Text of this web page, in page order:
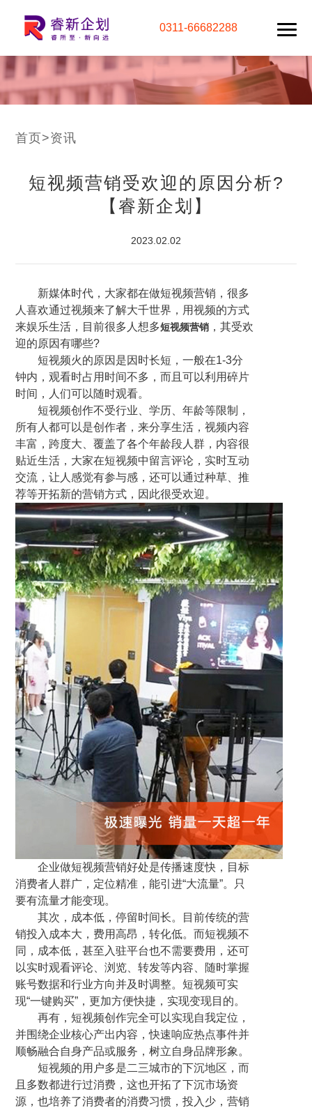
0311-66682288
首页>资讯
短视频营销受欢迎的原因分析?
【睿新企划】
2023.02.02
新媒体时代，大家都在做短视频营销，很多
人喜欢通过视频来了解大千世界，用视频的方式
来娱乐生活，目前很多人想多短视频营销 ，其受欢
迎的原因有哪些?
短视频火的原因是因时长短，一般在1-3分
钟内，观看时占用时间不多，而且可以利用碎片
时间，人们可以随时观看。
短视频创作不受行业、学历、年龄等限制，
所有人都可以是创作者，来分享生活，视频内容
丰富，跨度大、覆盖了各个年龄段人群，内容很
贴近生活，大家在短视频中留言评论，实时互动
交流，让人感觉有参与感，还可以通过种草、推
荐等开拓新的营销方式，因此很受欢迎。
企业做短视频营销好处是传播速度快，目标
消费者人群广，定位精准，能引进“大流量”。只
要有流量才能变现。
其次，成本低，停留时间长。目前传统的营
销投入成本大，费用高昂，转化低。而短视频不
同，成本低，甚至入驻平台也不需要费用，还可
以实时观看评论、浏览、转发等内容、随时掌握
账号数据和行业方向并及时调整。短视频可实
现“一键购买”，更加方便快捷，实现变现目的。
再有，短视频创作完全可以实现自我定位，
并围绕企业核心产出内容，快速响应热点事件并
顺畅融合自身产品或服务，树立自身品牌形象。
短视频的用户多是二三城市的下沉地区，而
且多数都进行过消费，这也开拓了下沉市场资
源，也培养了消费者的消费习惯，投入少，营销